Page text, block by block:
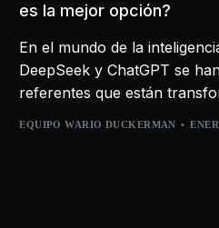
es la mejor opción?
En el mundo de la
DeepSeek y ChatGPT se
referentes que están
EQUIPO WARIO DUCKERMAN